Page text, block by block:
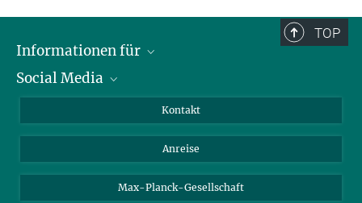
berninger@...
TOP
Informationen für
Wissenschaftlerinnen und Wissenschaftler
Bewerberinnen und Bewerber
Medienvertreter
Social Media
YouTube
Mastodon
Kontakt
Anreise
Max-Planck-Gesellschaft